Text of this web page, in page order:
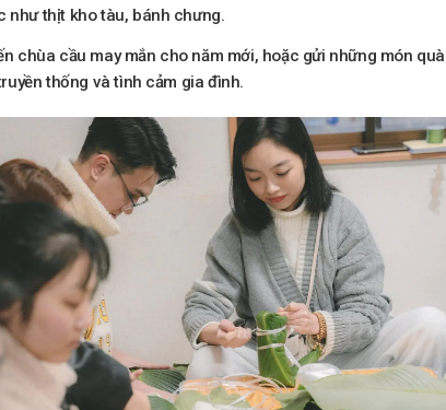
như thịt kho tàu, bánh chưng.
chùa cầu may mắn cho năm mới, hoặc gửi những món
thống và tình cảm gia đình.